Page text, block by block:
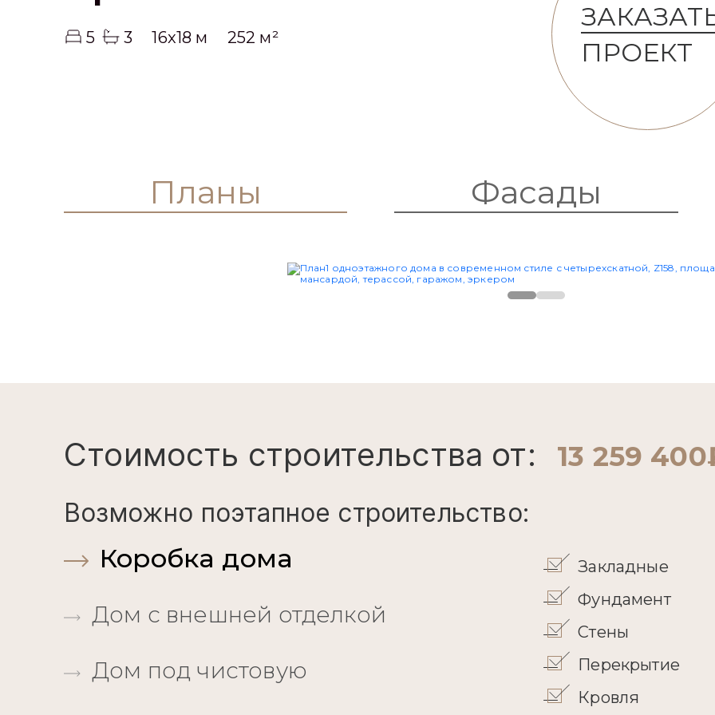
5 3 16x18 м 252 м²
ПРОЕКТ
Планы Фасады
Стоимость строительства от: 13 259
Возможно поэтапное строительство:
Коробка дома
Дом с внешней отделкой
Дом под чистовую
Закладные
Фундамент
Стены
Перекрытие
Кровля